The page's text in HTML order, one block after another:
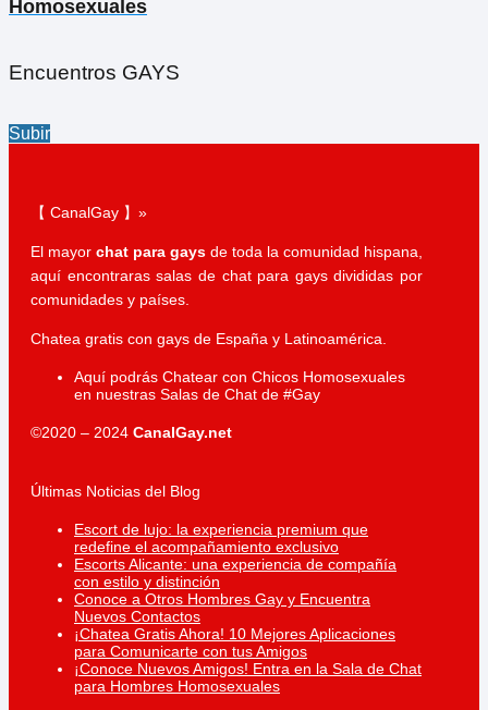
Homosexuales
Encuentros GAYS
Subir
【 CanalGay 】»
El mayor chat para gays de toda la comunidad hispana,
aquí encontraras salas de chat para gays divididas por
comunidades y países.
Chatea gratis con gays de España y Latinoamérica.
Aquí podrás Chatear con Chicos Homosexuales
en nuestras Salas de Chat de #Gay
©2020 – 2024 CanalGay.net
Últimas Noticias del Blog
Escort de lujo: la experiencia premium que
redefine el acompañamiento exclusivo
Escorts Alicante: una experiencia de compañía
con estilo y distinción
Conoce a Otros Hombres Gay y Encuentra
Nuevos Contactos
¡Chatea Gratis Ahora! 10 Mejores Aplicaciones
para Comunicarte con tus Amigos
¡Conoce Nuevos Amigos! Entra en la Sala de Chat
para Hombres Homosexuales